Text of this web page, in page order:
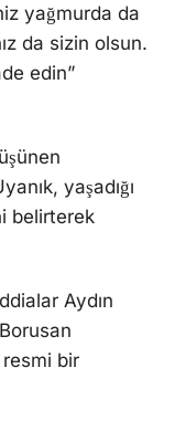
yağmurda da
da sizin olsun.
edin”
yaşadığı
belirterek
Aydın
bir